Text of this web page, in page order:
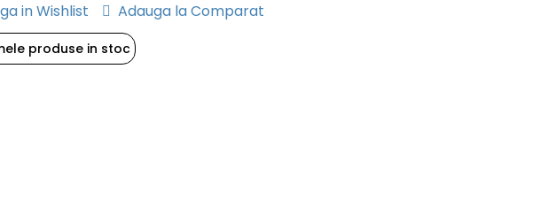
in Wishlist Adauga la Comparat
produse in stoc